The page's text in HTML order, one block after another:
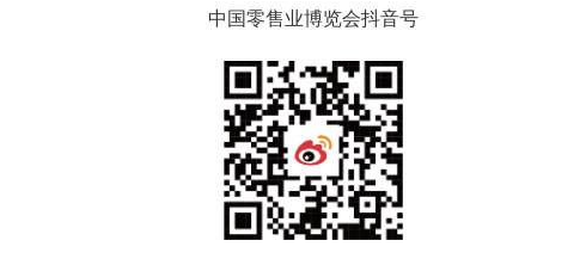
中国零售业博览会抖音号